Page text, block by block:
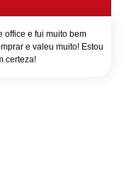
office e fui muito bem
e valeu muito! Estou
certeza!